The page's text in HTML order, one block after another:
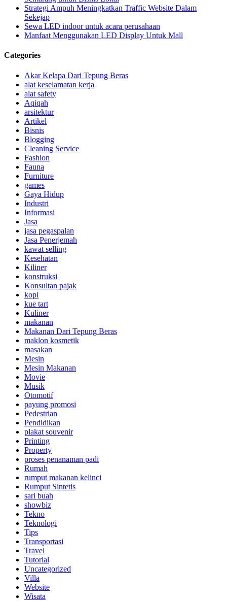
Strategi Ampuh Meningkatkan Traffic Website Dalam
Sekejap
Sewa LED indoor untuk acara perusahaan
Manfaat Menggunakan LED Display Untuk Mall
Categories
Akar Kelapa Dari Tepung Beras
alat keselamatan kerja
alat safety
Aqiqah
arsitektur
Artikel
Bisnis
Blogging
Cleaning Service
Fashion
Fauna
Furniture
games
Gaya Hidup
Industri
Informasi
Jasa
jasa pegaspalan
Jasa Penerjemah
kawat selling
Kesehatan
Kiliner
konstruksi
Konsultan pajak
kopi
kue tart
Kuliner
makanan
Makanan Dari Tepung Beras
maklon kosmetik
masakan
Mesin
Mesin Makanan
Movie
Musik
Otomotif
payung promosi
Pedestrian
Pendidikan
plakat souvenir
Printing
Property
proses penanaman padi
Rumah
rumput makanan kelinci
Rumput Sintetis
sari buah
showbiz
Tekno
Teknologi
Tips
Transportasi
Travel
Tutorial
Uncategorized
Villa
Website
Wisata